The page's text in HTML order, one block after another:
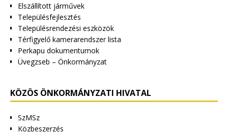
Elszállított járművek
Településfejlesztés
Településrendezési eszközök
Térfigyelő kamerarendszer lista
Perkapu dokumentumok
Üvegzseb – Önkormányzat
KÖZÖS ÖNKORMÁNYZATI HIVATAL
SzMSz
Közbeszerzés